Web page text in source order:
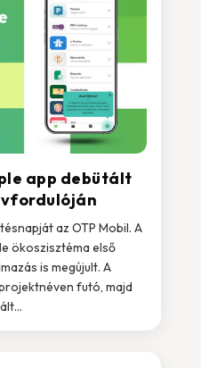
app debütált
az OTP Mobil. A
ökoszisztéma első
is megújult. A
futó, majd